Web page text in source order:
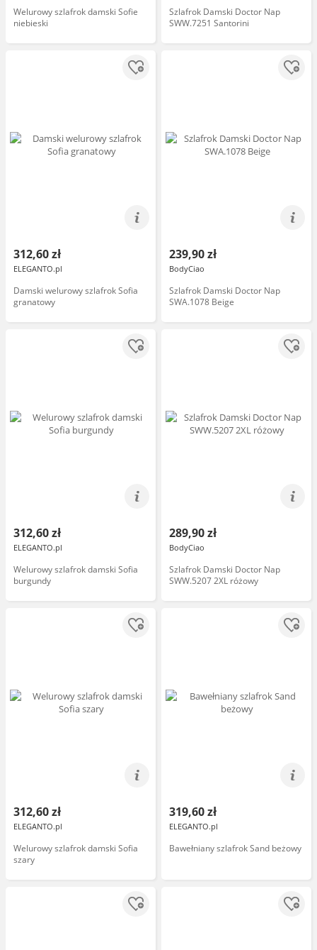
Welurowy szlafrok damski Sofie
niebieski
Szlafrok Damski Doctor Nap
SWW.7251 Santorini
312,60 zł
ELEGANTO.pl
Damski welurowy szlafrok Sofia
granatowy
239,90 zł
BodyCiao
Szlafrok Damski Doctor Nap
SWA.1078 Beige
312,60 zł
ELEGANTO.pl
Welurowy szlafrok damski Sofia
burgundy
289,90 zł
BodyCiao
Szlafrok Damski Doctor Nap
SWW.5207 2XL różowy
312,60 zł
ELEGANTO.pl
Welurowy szlafrok damski Sofia
szary
319,60 zł
ELEGANTO.pl
Bawełniany szlafrok Sand beżowy